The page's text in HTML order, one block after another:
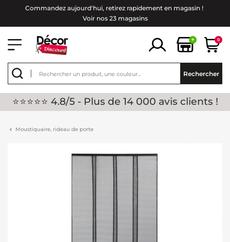
Commandez aujourd'hui, retirez rapidement en magasin !
Voir nos 23 magasins
+ 0
Rechercher
⭐⭐⭐⭐⭐ 4.8/5 - Plus de 14 000 avis clients !
Moustiquaire, rideau de porte